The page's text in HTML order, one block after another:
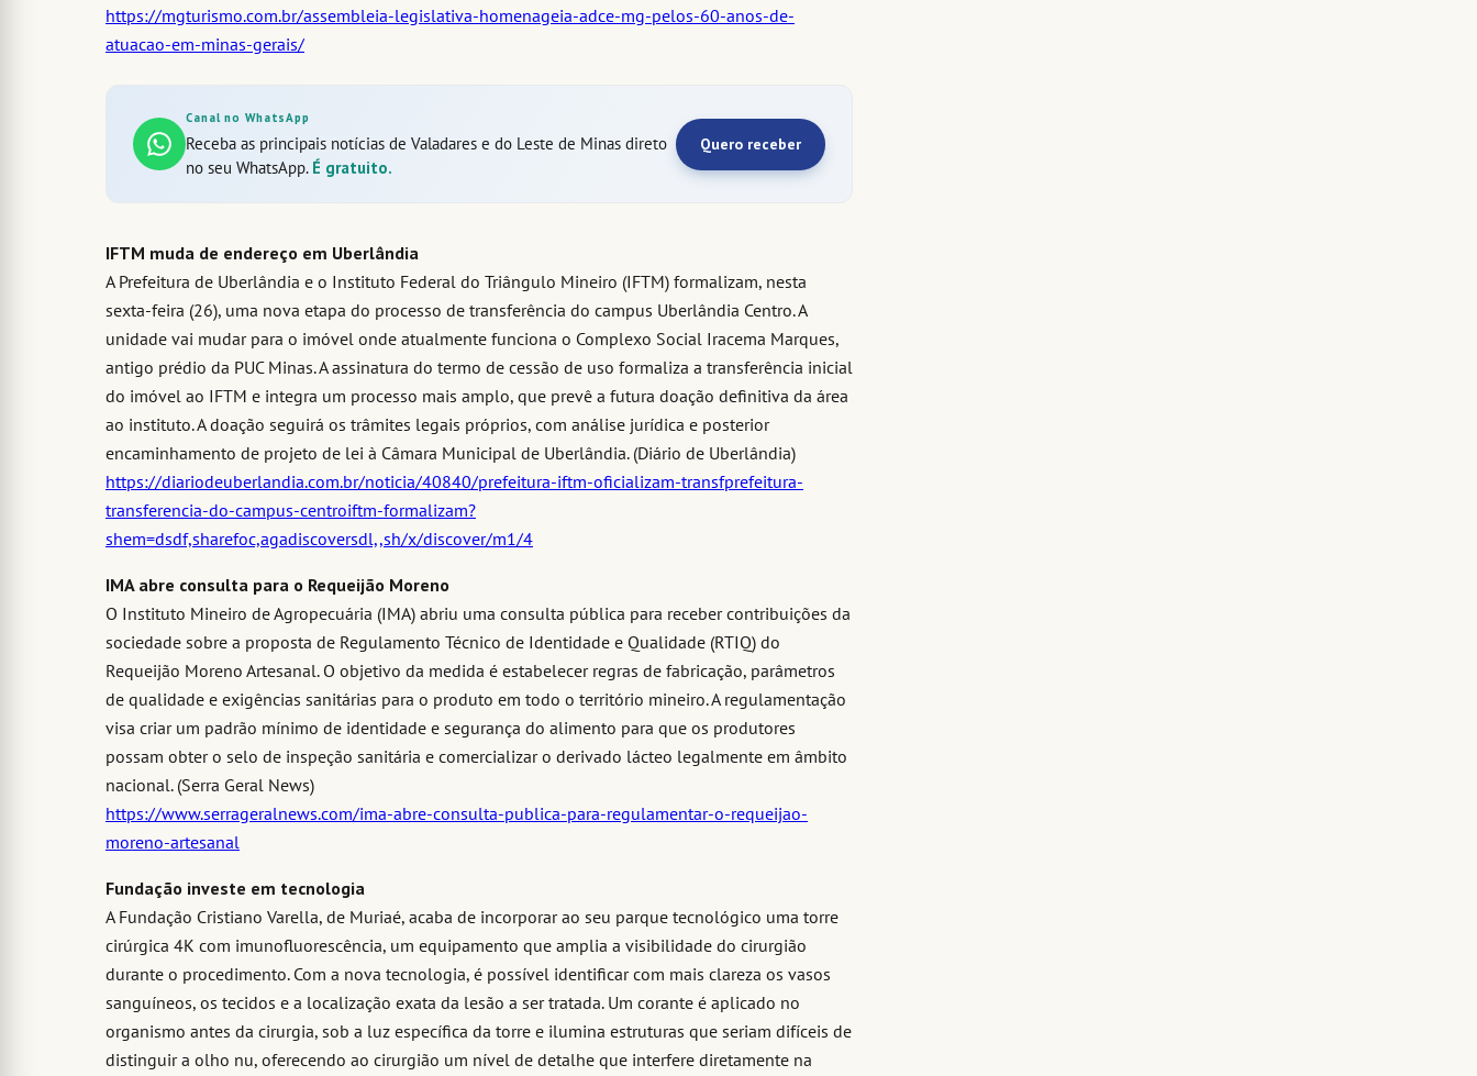
https://mgturismo.com.br/assembleia-legislativa-homenageia-adce-mg-pelos-60-anos-de-
atuacao-em-minas-gerais/
Canal no WhatsApp
Receba as principais notícias de Valadares e do Leste de Minas direto
no seu WhatsApp. É gratuito.
Quero receber
IFTM muda de endereço em Uberlândia
A Prefeitura de Uberlândia e o Instituto Federal do Triângulo Mineiro (IFTM) formalizam, nesta
sexta-feira (26), uma nova etapa do processo de transferência do campus Uberlândia Centro. A
unidade vai mudar para o imóvel onde atualmente funciona o Complexo Social Iracema Marques,
antigo prédio da PUC Minas. A assinatura do termo de cessão de uso formaliza a transferência inicial
do imóvel ao IFTM e integra um processo mais amplo, que prevê a futura doação definitiva da área
ao instituto. A doação seguirá os trâmites legais próprios, com análise jurídica e posterior
encaminhamento de projeto de lei à Câmara Municipal de Uberlândia. (Diário de Uberlândia)
https://diariodeuberlandia.com.br/noticia/40840/prefeitura-iftm-oficializam-transfprefeitura-
transferencia-do-campus-centroiftm-formalizam?
shem=dsdf,sharefoc,agadiscoversdl,,sh/x/discover/m1/4
IMA abre consulta para o Requeijão Moreno
O Instituto Mineiro de Agropecuária (IMA) abriu uma consulta pública para receber contribuições da
sociedade sobre a proposta de Regulamento Técnico de Identidade e Qualidade (RTIQ) do
Requeijão Moreno Artesanal. O objetivo da medida é estabelecer regras de fabricação, parâmetros
de qualidade e exigências sanitárias para o produto em todo o território mineiro. A regulamentação
visa criar um padrão mínimo de identidade e segurança do alimento para que os produtores
possam obter o selo de inspeção sanitária e comercializar o derivado lácteo legalmente em âmbito
nacional. (Serra Geral News)
https://www.serrageralnews.com/ima-abre-consulta-publica-para-regulamentar-o-requeijao-
moreno-artesanal
Fundação investe em tecnologia
A Fundação Cristiano Varella, de Muriaé, acaba de incorporar ao seu parque tecnológico uma torre
cirúrgica 4K com imunofluorescência, um equipamento que amplia a visibilidade do cirurgião
durante o procedimento. Com a nova tecnologia, é possível identificar com mais clareza os vasos
sanguíneos, os tecidos e a localização exata da lesão a ser tratada. Um corante é aplicado no
organismo antes da cirurgia, sob a luz específica da torre e ilumina estruturas que seriam difíceis de
distinguir a olho nu, oferecendo ao cirurgião um nível de detalhe que interfere diretamente na